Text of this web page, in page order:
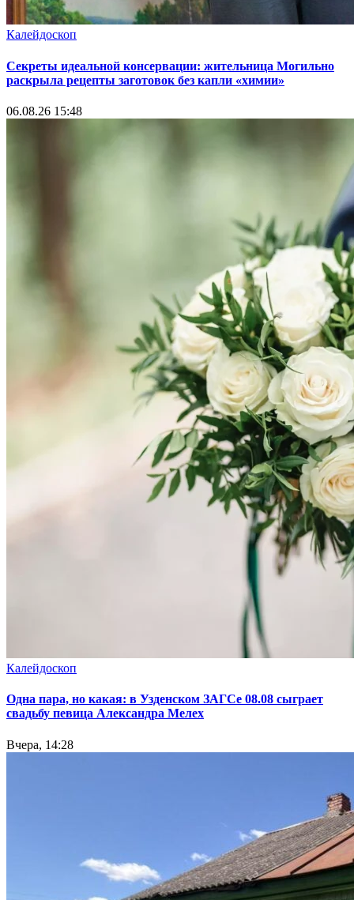
Калейдоскоп
Секреты идеальной консервации: жительница Могильно
раскрыла рецепты заготовок без капли «химии»
06.08.26 15:48
Калейдоскоп
Одна пара, но какая: в Узденском ЗАГСе 08.08 сыграет
свадьбу певица Александра Мелех
Вчера, 14:28